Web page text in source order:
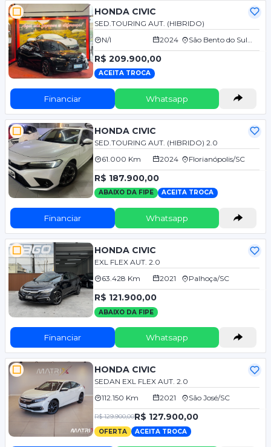
HONDA CIVIC
SED.TOURING AUT. (HIBRIDO)
N/I
2024
R$ 209.900,00
ACEITA TROCA
Financiar Whatsapp
HONDA CIVIC
SED.TOURING AUT. (HIBRIDO) 2.0
61.000 Km
2024 Florianópolis/SC
R$ 187.900,00
ABAIXO DA FIPE ACEITA TROCA
Financiar Whatsapp
HONDA CIVIC
EXL FLEX AUT. 2.0
63.428 Km
2021 Palhoça/SC
R$ 121.900,00
ABAIXO DA FIPE
Financiar Whatsapp
HONDA CIVIC
SEDAN EXL FLEX AUT. 2.0
112.150 Km
2021 São José/SC
R$ 129.900,00R$ 127.900,00
OFERTA ACEITA TROCA